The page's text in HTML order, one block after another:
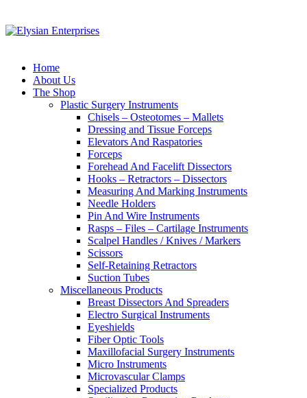
Home
About Us
The Shop
Plastic Surgery Instruments
Chisels – Osteotomes – Mallets
Dressing and Tissue Forceps
Elevators And Raspatories
Forceps
Forehead And Facelift Dissectors
Hooks – Retractors – Dissectors
Measuring And Marking Instruments
Needle Holders
Pin And Wire Instruments
Rasps – Files – Cartilage Instruments
Scalpel Handles / Knives / Markers
Scissors
Self-Retaining Retractors
Suction Tubes
Miscellaneous Products
Breast Dissectors And Spreaders
Electro Surgical Instruments
Eyeshields
Fiber Optic Tools
Maxillofacial Surgery Instruments
Micro Instruments
Microvascular Clamps
Specialized Products